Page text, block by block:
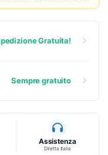
Gratuita!
Sempre gratuito
Assistenza
Diretta Italia